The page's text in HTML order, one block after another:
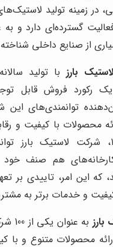
در زمینه تولید
گسترده‌ای دارد و
از صنایع داخلی
لاستیک بارز
یک رکورد فروش قابل
توانمندی‌های این
محصولات با کیفیت و
در سال 1392، شرکت لاستیک
هم صنف خود
این امر، تاییدی بر
و خدمات برتر به
بارز
به
محصولات متنوع و با